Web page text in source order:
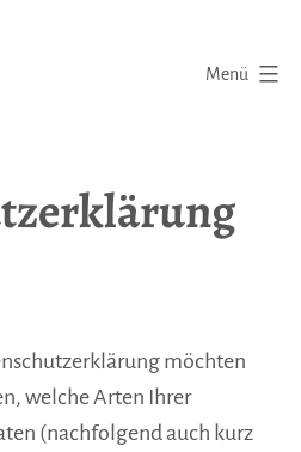
Menü
möchten
welche Arten Ihrer
(nachfolgend auch kurz